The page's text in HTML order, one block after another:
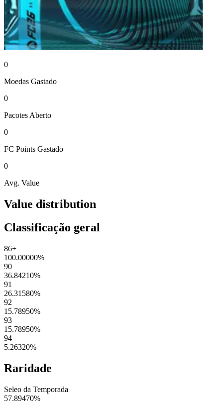
0
Moedas Gastado
0
Pacotes Aberto
0
FC Points Gastado
0
Avg. Value
Value distribution
Classificação geral
86+
100.00000%
90
36.84210%
91
26.31580%
92
15.78950%
93
15.78950%
94
5.26320%
Raridade
Seleo da Temporada
57.89470%